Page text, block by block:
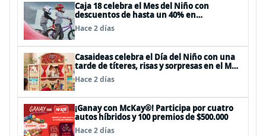
Caja 18 celebra el Mes del Niño con
descuentos de hasta un 40% en
panoramas, cine, shows y streaming
Hace 2 días
Casaideas celebra el Día del Niño con una
tarde de títeres, risas y sorpresas en el Mall
Plaza Vespucio
Hace 2 días
¡Ganay con McKay®! Participa por cuatro
autos híbridos y 100 premios de $500.000
Hace 2 días